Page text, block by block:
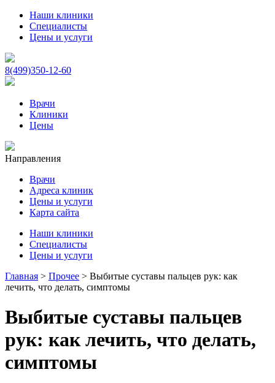
Наши клиники
Специалисты
Цены и услуги
8(499)350-12-60
Врачи
Клиники
Цены
Направления
Врачи
Адреса клиник
Цены и услуги
Карта сайта
Наши клиники
Специалисты
Цены и услуги
Главная > Прочее > Выбитые суставы пальцев рук: как
лечить, что делать, симптомы
Выбитые суставы пальцев
рук: как лечить, что делать,
симптомы